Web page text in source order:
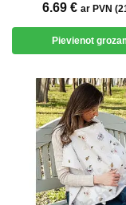
6.69 € ar PVN
Pievienot